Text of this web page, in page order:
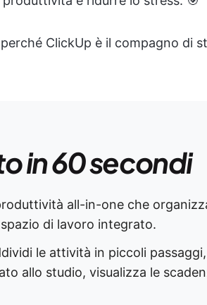
ClickUp è il compagno di
in 60 secondi
all-in-one che
di lavoro integrato.
le attività in piccoli passaggi,
allo studio, visualizza le